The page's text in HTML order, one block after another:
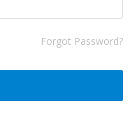
Forgot Password?